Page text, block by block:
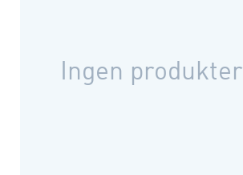
Ingen produkter